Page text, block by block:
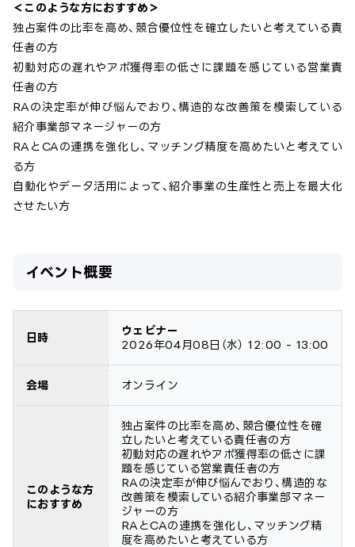
＜このような方におすすめ＞
独占案件の比率を高め、競合優位性を確立したいと考えている責
任者の方
初動対応の遅れやアポ獲得率の低さに課題を感じている営業責
任者の方
RAの決定率が伸び悩んでおり、構造的な改善策を模索している
紹介事業部マネージャーの方
RAとCAの連携を強化し、マッチング精度を高めたいと考えてい
る方
自動化やデータ活用によって、紹介事業の生産性と売上を最大化
させたい方
イベント概要
日時
ウェビナー
2026年04月08日 （水） 12:00 - 13:00
会場 オンライン
このような方
におすすめ
独占案件の比率を高め、競合優位性を確
立したいと考えている責任者の方
初動対応の遅れやアポ獲得率の低さに課
題を感じている営業責任者の方
RAの決定率が伸び悩んでおり、構造的な
改善策を模索している紹介事業部マネー
ジャーの方
RAとCAの連携を強化し、マッチング精
度を高めたいと考えている方